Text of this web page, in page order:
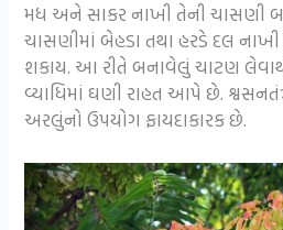
મધ અને સાકર નાખી તેની ચાસણી
ચાસણીમાં બેહડા તથા હરડે દલ
શકાય. આ રીતે બનાવેલું ચાટણ
વ્યાધિમાં ઘણી રાહત આપે છે.
અરલુંનો ઉપયોગ ફાયદાકારક છે.